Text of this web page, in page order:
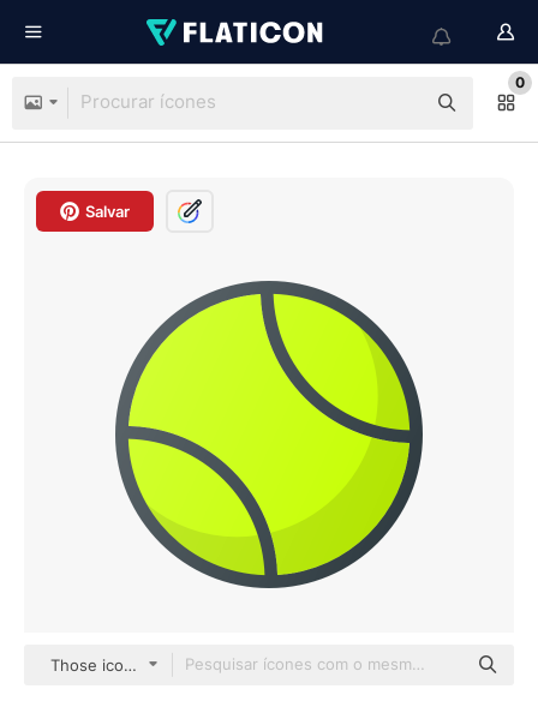
0
Salvar
Those icons Lineal Color